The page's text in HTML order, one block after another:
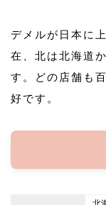
デメルが日本に
在、北は北海道
す。どの店舗も
好です。